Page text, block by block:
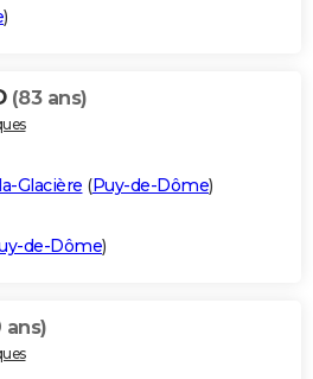
)
(83 ans)
Glacière (Puy-de-Dôme)
de-Dôme)
ans)